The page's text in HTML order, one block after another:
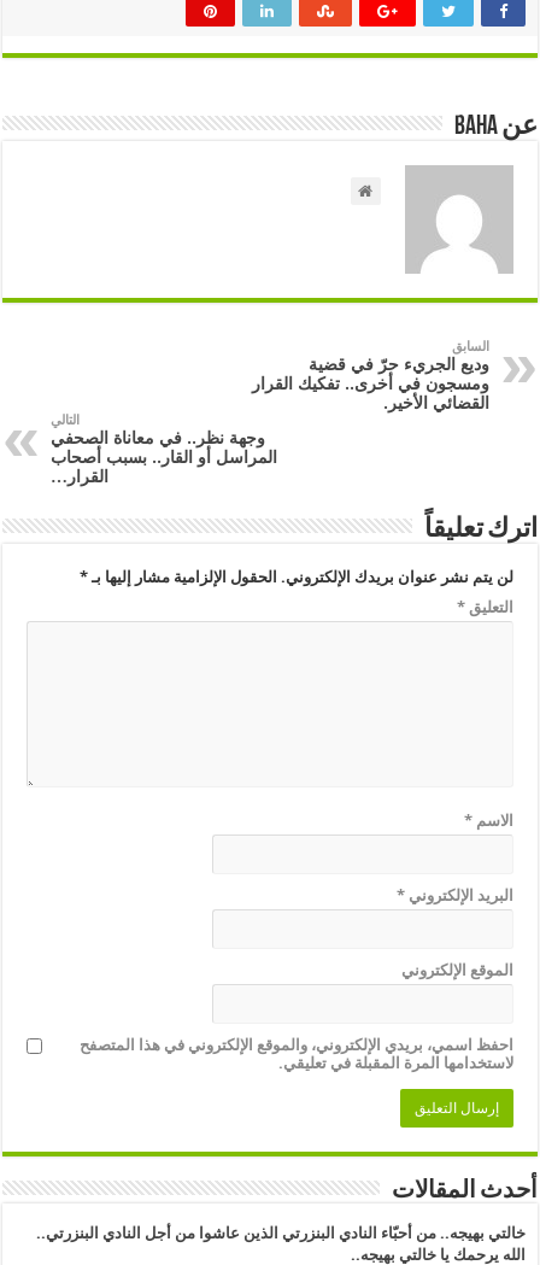
عن Baha
السابق
وديع الجريء حرّ في قضية
ومسجون في أخرى.. تفكيك القرار
القضائي الأخير.
التالي
وجهة نظر.. في معاناة الصحفي
المراسل أو القار.. بسبب أصحاب
القرار…
اترك تعليقاً
لن يتم نشر عنوان بريدك الإلكتروني. الحقول الإلزامية مشار إليها بـ*
التعليق*
الاسم*
البريد الإلكتروني*
الموقع الإلكتروني
احفظ اسمي، بريدي الإلكتروني، والموقع الإلكتروني في هذا المتصفح
لاستخدامها المرة المقبلة في تعليقي.
أحدث المقالات
خالتي بهيجه.. من أحبّاء النادي البنزرتي الذين عاشوا من أجل النادي البنزرتي..
الله يرحمك يا خالتي بهيجه..